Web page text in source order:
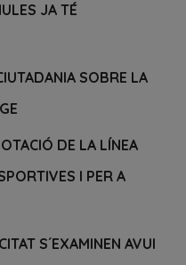
JA TÉ
SOBRE LA
DE LA LÍNEA
I PER A
S´EXAMINEN AVUI